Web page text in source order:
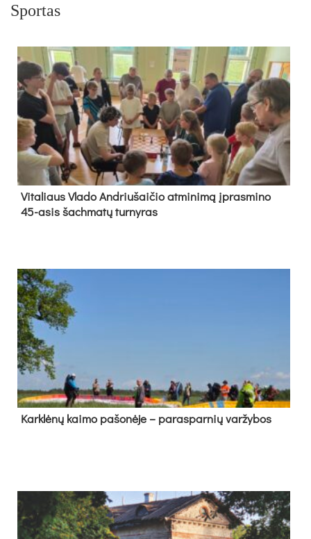
Sportas
Vi­ta­liaus Vla­do And­riu­šai­čio at­mi­ni­mą įpras­mi­no
45-asis šach­ma­tų tur­ny­ras
Kark­lė­nų kai­mo pa­šo­nė­je – pa­ras­par­nių var­žy­bos